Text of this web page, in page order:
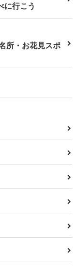
に行こう
所・お花見スポ